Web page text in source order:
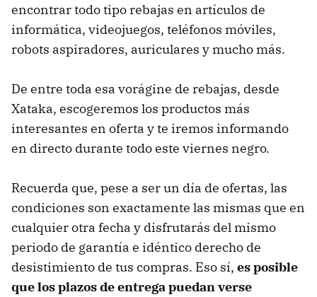
encontrar todo tipo rebajas en artículos de
informática, videojuegos, teléfonos móviles,
robots aspiradores, auriculares y mucho más.
De entre toda esa vorágine de rebajas, desde
Xataka, escogeremos los productos más
interesantes en oferta y te iremos informando
en directo durante todo este viernes negro.
Recuerda que, pese a ser un día de ofertas, las
condiciones son exactamente las mismas que en
cualquier otra fecha y disfrutarás del mismo
periodo de garantía e idéntico derecho de
desistimiento de tus compras. Eso sí, es posible
que los plazos de entrega puedan verse